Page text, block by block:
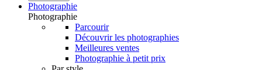
Photographie
Photographie
Parcourir
Découvrir les photographies
Meilleures ventes
Photographie à petit prix